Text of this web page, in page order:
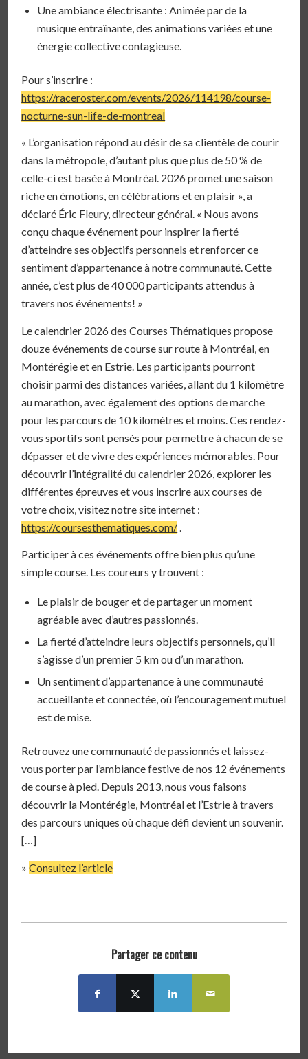
Une ambiance électrisante : Animée par de la
musique entraînante, des animations variées et une
énergie collective contagieuse.
Pour s’inscrire :
https://raceroster.com/events/2026/114198/course-
nocturne-sun-life-de-montreal
« L’organisation répond au désir de sa clientèle de courir
dans la métropole, d’autant plus que plus de 50 % de
celle-ci est basée à Montréal. 2026 promet une saison
riche en émotions, en célébrations et en plaisir », a
déclaré Éric Fleury, directeur général. « Nous avons
conçu chaque événement pour inspirer la fierté
d’atteindre ses objectifs personnels et renforcer ce
sentiment d’appartenance à notre communauté. Cette
année, c’est plus de 40 000 participants attendus à
travers nos événements! »
Le calendrier 2026 des Courses Thématiques propose
douze événements de course sur route à Montréal, en
Montérégie et en Estrie. Les participants pourront
choisir parmi des distances variées, allant du 1 kilomètre
au marathon, avec également des options de marche
pour les parcours de 10 kilomètres et moins. Ces rendez-
vous sportifs sont pensés pour permettre à chacun de se
dépasser et de vivre des expériences mémorables. Pour
découvrir l’intégralité du calendrier 2026, explorer les
différentes épreuves et vous inscrire aux courses de
votre choix, visitez notre site internet :
https://coursesthematiques.com/
Participer à ces événements offre bien plus qu’une
simple course. Les coureurs y trouvent :
Le plaisir de bouger et de partager un moment
agréable avec d’autres passionnés.
La fierté d’atteindre leurs objectifs personnels, qu’il
s’agisse d’un premier 5 km ou d’un marathon.
Un sentiment d’appartenance à une communauté
accueillante et connectée, où l’encouragement mutuel
est de mise.
Retrouvez une communauté de passionnés et laissez-
vous porter par l’ambiance festive de nos 12 événements
de course à pied. Depuis 2013, nous vous faisons
découvrir la Montérégie, Montréal et l’Estrie à travers
des parcours uniques où chaque défi devient un souvenir.
[…]
»Consultez l’article
Partager ce contenu